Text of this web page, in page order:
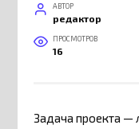
АВТОР
редактор
ПРОСМОТРОВ
16
Задача проекта —